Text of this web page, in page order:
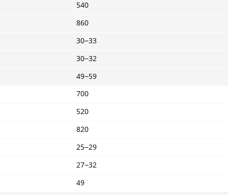
540
860
30−33
30−32
49−59
700
520
820
25−29
27−32
49